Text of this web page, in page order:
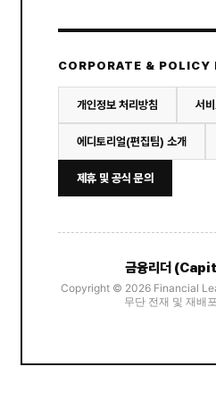
CORPORATE & POLICY
개인정보 처리방침 서
에디토리얼(편집팀) 소개
제휴 및 공식 문의
금융리더
Copyright © 2026 Financial
무단 전재 및 재배